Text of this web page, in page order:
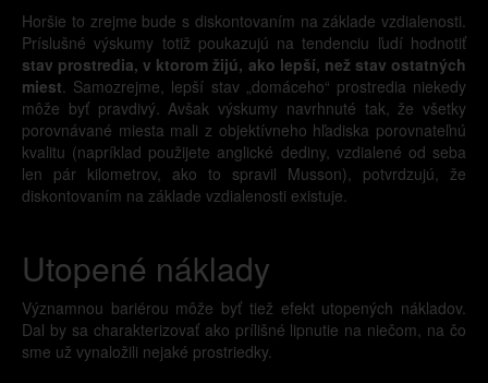
Horšie to zrejme bude s diskontovaním na základe vzdialenosti.
Príslušné výskumy totiž poukazujú na tendenciu ľudí hodnotiť
stav prostredia, v ktorom žijú, ako lepší, než stav ostatných
miest. Samozrejme, lepší stav „domáceho“ prostredia niekedy
môže byť pravdivý. Avšak výskumy navrhnuté tak, že všetky
porovnávané miesta mali z objektívneho hľadiska porovnateľnú
kvalitu (napríklad použijete anglické dediny, vzdialené od seba
len pár kilometrov, ako to spravil Musson), potvrdzujú, že
diskontovaním na základe vzdialenosti existuje.
Utopené náklady
Významnou bariérou môže byť tiež efekt utopených nákladov.
Dal by sa charakterizovať ako prílišné lipnutie na niečom, na čo
sme už vynaložili nejaké prostriedky.